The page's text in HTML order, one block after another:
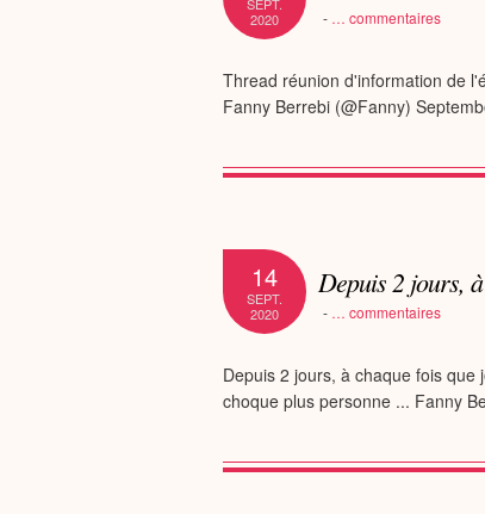
2020
- … commentaires
Thread réunion d'information de
Fanny Berrebi (@Fanny)
14
SEPT.
2020
Depuis 2 jours,
- … commentaires
Depuis 2 jours, à chaque fois
choque plus personne ... Fanny